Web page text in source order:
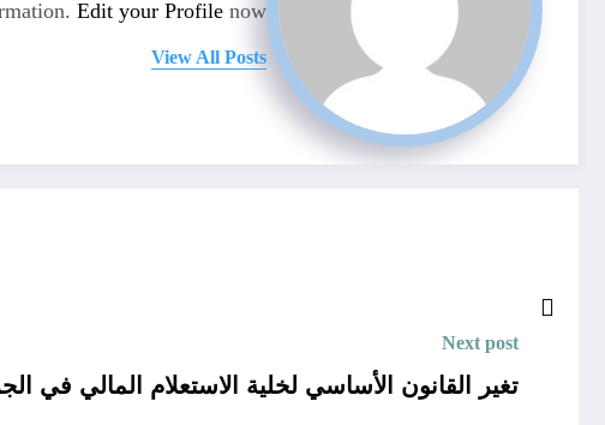
Edit your Profile now.
View All Posts
Next post
تغير القانون الأساسي لخلية الاستعلام المالي في